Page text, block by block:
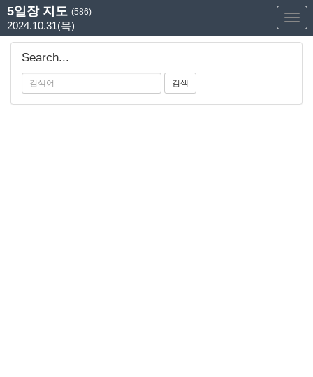
5일장 지도 (586)
2024.10.31(목)
Search...
검색